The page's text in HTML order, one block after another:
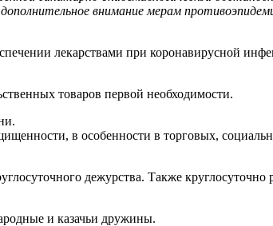
внимание мерам
лекарствами при коронавирусной
товаров первой необходимости.
в особенности в торговых,
дежурства. Также круглосуточно
и казачьи дружины.